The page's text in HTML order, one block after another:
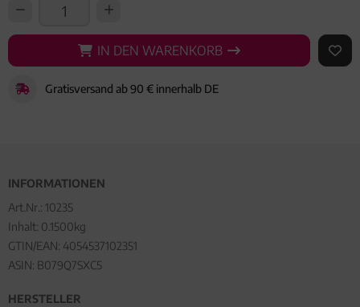
IN DEN WARENKORB
IN DEN WARENKORB AUF
Gratisversand ab 90 € innerhalb DE
INFORMATIONEN
Art.Nr.: 10235
Inhalt: 0.1500kg
GTIN/EAN: 4054537102351
ASIN: B079Q7SXC5
HERSTELLER